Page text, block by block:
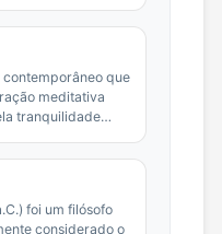
que
meditativa
tranquilidade
foi um filósofo
considerado o